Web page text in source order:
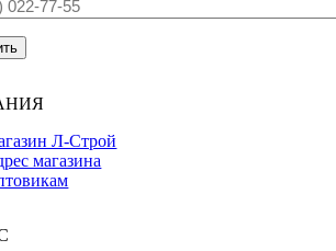
Л-Строй
магазина